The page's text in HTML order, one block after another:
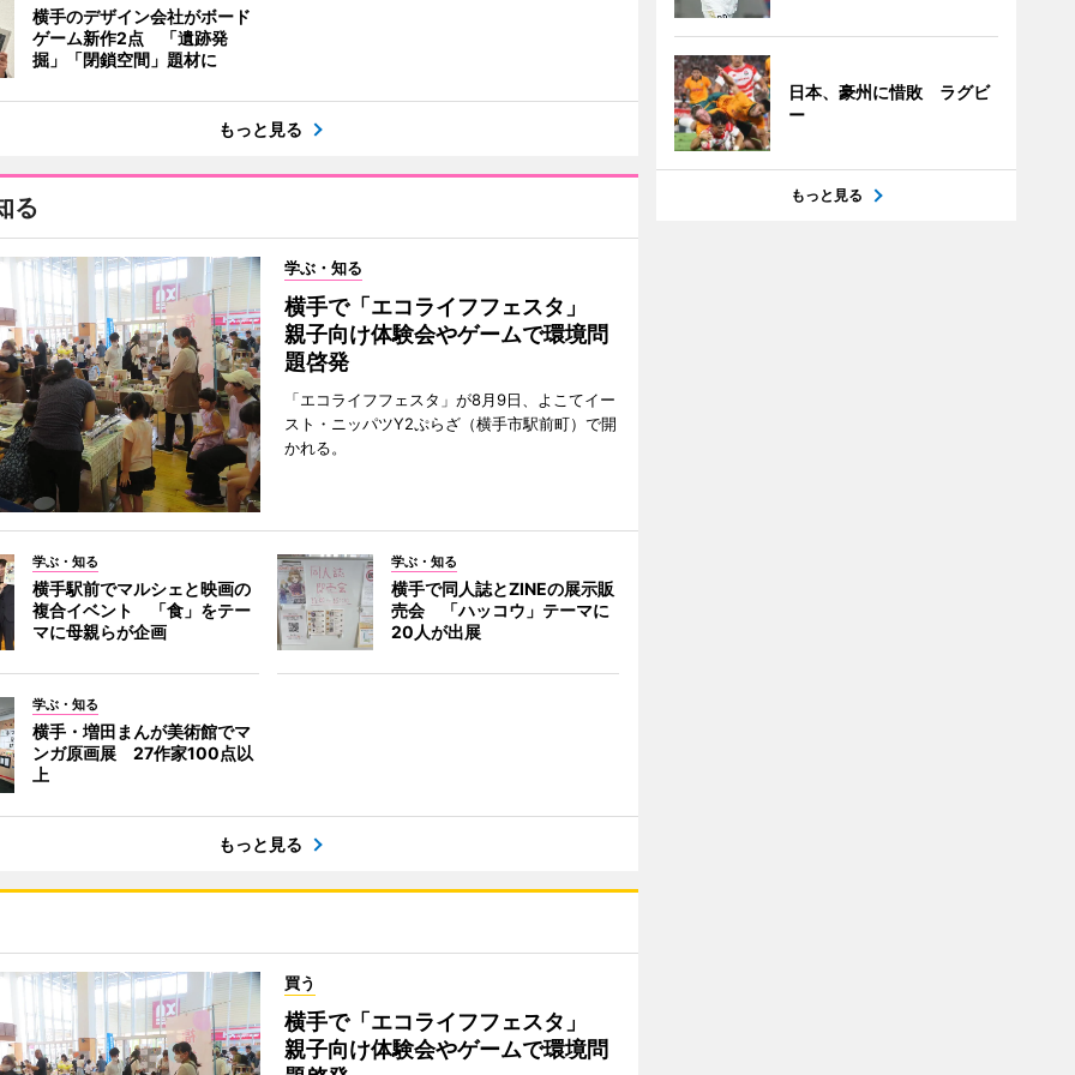
横手のデザイン会社がボード
ゲーム新作2点 「遺跡発
掘」「閉鎖空間」題材に
もっと見る
る
学ぶ・知る
横手で「エコライフフェスタ」
親子向け体験会やゲームで環境問
題啓発
「エコライフフェスタ」が8月9日、よこてイー
スト・ニッパツY2ぷらざ（横手市駅前町）で開
かれる。
学ぶ・知る
横手駅前でマルシェと映画の
複合イベント 「食」をテー
マに母親らが企画
学ぶ・知る
横手で同人誌とZINEの展示販
売会 「ハッコウ」テーマに
20人が出展
学ぶ・知る
横手・増田まんが美術館でマ
ンガ原画展 27作家100点以
上
もっと見る
買う
横手で「エコライフフェスタ」
親子向け体験会やゲームで環境問
日本、豪州に惜敗 ラグビ
ー
もっと見る